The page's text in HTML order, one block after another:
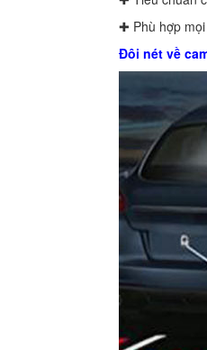
✚ Phù hợp
Đôi nét về